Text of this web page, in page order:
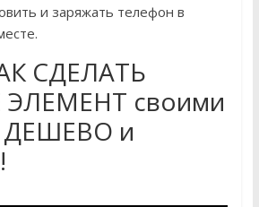
и заряжать телефон в
СДЕЛАТЬ
ЭЛЕМЕНТ своими
ДЕШЕВО и